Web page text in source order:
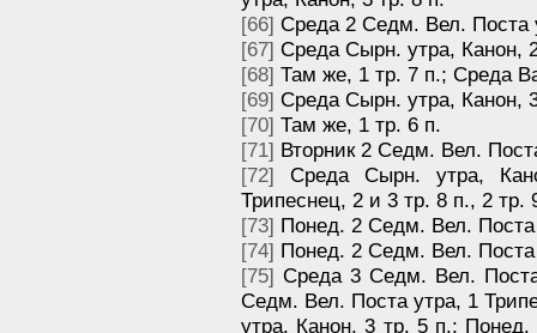
[66] Среда 2 Седм. Вел. Поста
[67] Среда Сырн. утра, Канон,
[68] Там же, 1 тр. 7 п.; Среда
[69] Среда Сырн. утра, Канон,
[70] Там же, 1 тр. 6 п.
[71] Вторник 2 Седм. Вел.
[72] Среда Сырн. утра,
Трипеснец, 2 и 3 тр. 8 п., 2 тр.
[73] Понед. 2 Седм. Вел. Поста
[74] Понед. 2 Седм. Вел. Поста
[75] Среда 3 Седм. Вел.
Седм. Вел. Поста утра, 1
утра, Канон, 3 тр. 5 п.;